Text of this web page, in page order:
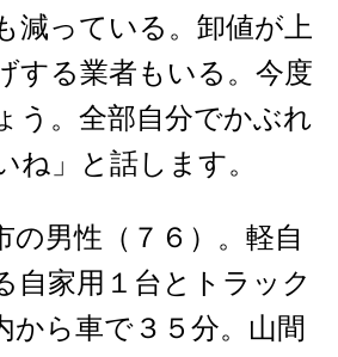
減っている。卸値が上
する業者もいる。今度
う。全部自分でかぶれ
」と話します。
男性（７６）。軽自
自家用１台とトラック
から車で３５分。山間